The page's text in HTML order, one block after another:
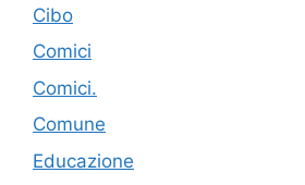
Cibo
Comici
Comici.
Comune
Educazione